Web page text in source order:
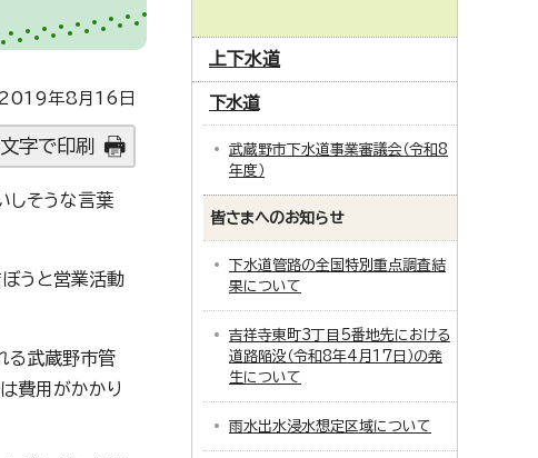
年8月16日
字で印刷
しそうな言葉
ぼうと営業活動
る武蔵野市管
費用がかかり
上下水道
下水道
武蔵野市下水道事業審議会（令和8
年度）
皆さまへのお知らせ
下水道管路の全国特別重点調査結
果について
吉祥寺東町3丁目5番地先における
道路陥没（令和8年4月17日）の発
生について
雨水出水浸水想定区域について